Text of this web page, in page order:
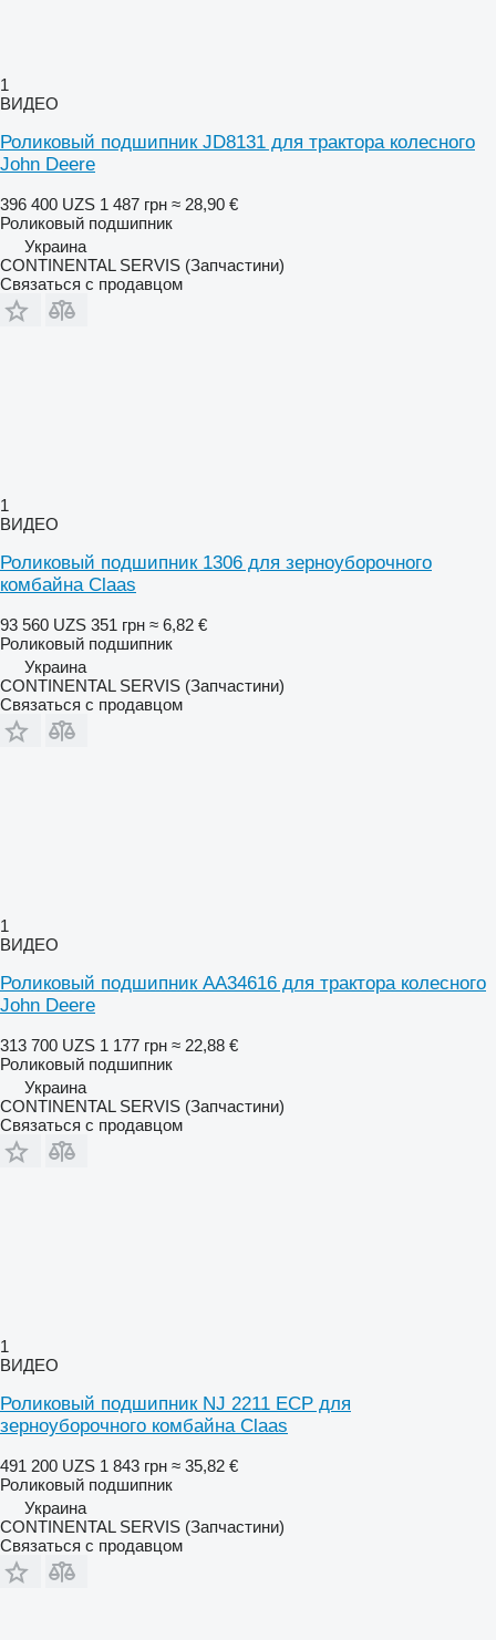
1
ВИДЕО
Роликовый подшипник JD8131 для трактора колесного
John Deere
396 400 UZS 1 487 грн ≈ 28,90 €
Роликовый подшипник
Украина
CONTINENTAL SERVIS (Запчастини)
Связаться с продавцом
1
ВИДЕО
Роликовый подшипник 1306 для зерноуборочного
комбайна Claas
93 560 UZS 351 грн ≈ 6,82 €
Роликовый подшипник
Украина
CONTINENTAL SERVIS (Запчастини)
Связаться с продавцом
1
ВИДЕО
Роликовый подшипник AA34616 для трактора колесного
John Deere
313 700 UZS 1 177 грн ≈ 22,88 €
Роликовый подшипник
Украина
CONTINENTAL SERVIS (Запчастини)
Связаться с продавцом
1
ВИДЕО
Роликовый подшипник NJ 2211 ECP для
зерноуборочного комбайна Claas
491 200 UZS 1 843 грн ≈ 35,82 €
Роликовый подшипник
Украина
CONTINENTAL SERVIS (Запчастини)
Связаться с продавцом